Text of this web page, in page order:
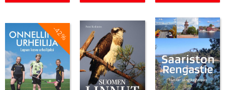
-42%
Lue lisää Lue lisää Lue lisää